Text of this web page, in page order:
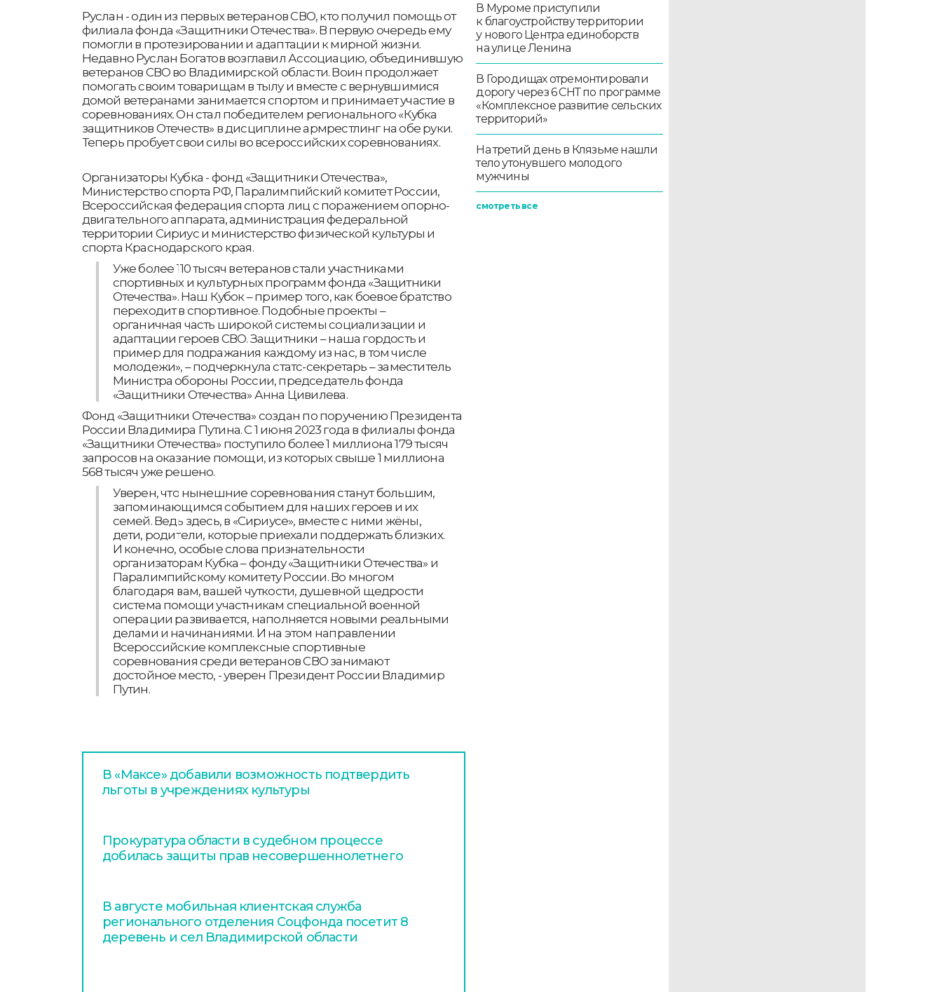
Руслан - один из первых ветеранов СВО, кто получил помощь от
филиала фонда «Защитники Отечества». В первую очередь ему
помогли в протезировании и адаптации к мирной жизни.
Недавно Руслан Богатов возглавил Ассоциацию, объединившую
ветеранов СВО во Владимирской области. Воин продолжает
помогать своим товарищам в тылу и вместе с вернувшимися
домой ветеранами занимается спортом и принимает участие в
соревнованиях. Он стал победителем регионального «Кубка
защитников Отечеств» в дисциплине армрестлинг на обе руки.
Теперь пробует свои силы во всероссийских соревнованиях.
Организаторы Кубка - фонд «Защитники Отечества»,
Министерство спорта РФ, Паралимпийский комитет России,
Всероссийская федерация спорта лиц с поражением опорно-
двигательного аппарата, администрация федеральной
территории Сириус и министерство физической культуры и
спорта Краснодарского края.
Уже более 110 тысяч ветеранов стали участниками
спортивных и культурных программ фонда «Защитники
Отечества». Наш Кубок – пример того, как боевое братство
переходит в спортивное. Подобные проекты –
органичная часть широкой системы социализации и
адаптации героев СВО. Защитники – наша гордость и
пример для подражания каждому из нас, в том числе
молодежи», – подчеркнула статс-секретарь – заместитель
Министра обороны России, председатель фонда
«Защитники Отечества» Анна Цивилева.
Фонд «Защитники Отечества» создан по поручению Президента
России Владимира Путина. С 1 июня 2023 года в филиалы фонда
«Защитники Отечества» поступило более 1 миллиона 179 тысяч
запросов на оказание помощи, из которых свыше 1 миллиона
568 тысяч уже решено.
Уверен, что нынешние соревнования станут большим,
запоминающимся событием для наших героев и их
семей. Ведь здесь, в «Сириусе», вместе с ними жёны,
дети, родители, которые приехали поддержать близких.
И конечно, особые слова признательности
организаторам Кубка – фонду «Защитники Отечества» и
Паралимпийскому комитету России. Во многом
благодаря вам, вашей чуткости, душевной щедрости
система помощи участникам специальной военной
операции развивается, наполняется новыми реальными
делами и начинаниями. И на этом направлении
Всероссийские комплексные спортивные
соревнования среди ветеранов СВО занимают
достойное место, - уверен Президент России Владимир
Путин.
В «Максе» добавили возможность подтвердить
льготы в учреждениях культуры
Прокуратура области в судебном процессе
добилась защиты прав несовершеннолетнего
В августе мобильная клиентская служба
регионального отделения Соцфонда посетит 8
деревень и сел Владимирской области
В Муроме приступили
к благоустройству территории
у нового Центра единоборств
на улице Ленина
В Городищах отремонтировали
дорогу через 6 СНТ по программе
«Комплексное развитие сельских
территорий»
На третий день в Клязьме нашли
тело утонувшего молодого
мужчины
смотреть все